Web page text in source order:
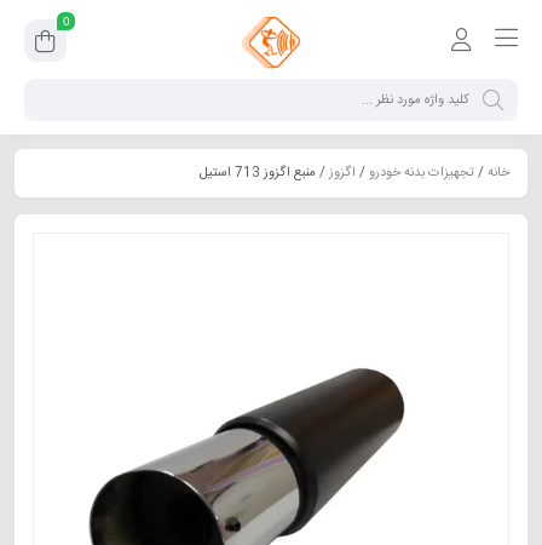
0
خانه/تجهیزات بدنه خودرو/ اگزوز/ منبع اگزوز 713 استیل